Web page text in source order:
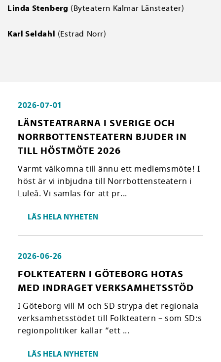
Linda Stenberg (Byteatern Kalmar Länsteater)
Karl Seldahl (Estrad Norr)
2026-07-01
LÄNSTEATRARNA I SVERIGE OCH
NORRBOTTENSTEATERN BJUDER IN
TILL HÖSTMÖTE 2026
Varmt välkomna till ännu ett medlemsmöte! I
höst är vi inbjudna till Norrbottensteatern i
Luleå. Vi samlas för att pr...
LÄS HELA NYHETEN
2026-06-26
FOLKTEATERN I GÖTEBORG HOTAS
MED INDRAGET VERKSAMHETSSTÖD
I Göteborg vill M och SD strypa det regionala
verksamhetsstödet till Folkteatern – som SD:s
regionpolitiker kallar ”ett ...
LÄS HELA NYHETEN